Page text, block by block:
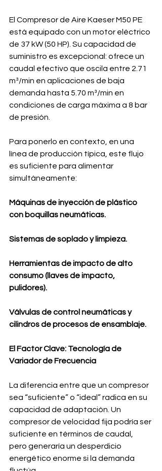
El Compresor de Aire Kaeser M50 PE
está equipado con un motor eléctrico
de 37 kW (50 HP). Su capacidad de
suministro es excepcional: ofrece un
caudal efectivo que oscila entre 2.71
m³/min en aplicaciones de baja
demanda hasta 5.70 m³/min en
condiciones de carga máxima a 8 bar
de presión.
Para ponerlo en contexto, en una
línea de producción típica, este flujo
es suficiente para alimentar
simultáneamente:
Máquinas de inyección de plástico
con boquillas neumáticas.
Sistemas de soplado y limpieza.
Herramientas de impacto de alto
consumo (llaves de impacto,
pulidores).
Válvulas de control neumáticas y
cilindros de procesos de ensamblaje.
El Factor Clave: Tecnología de
Variador de Frecuencia
La diferencia entre que un compresor
sea “suficiente” o “ideal” radica en su
capacidad de adaptación. Un
compresor de velocidad fija podría ser
suficiente en términos de caudal,
pero generaría un desperdicio
energético enorme si la demanda